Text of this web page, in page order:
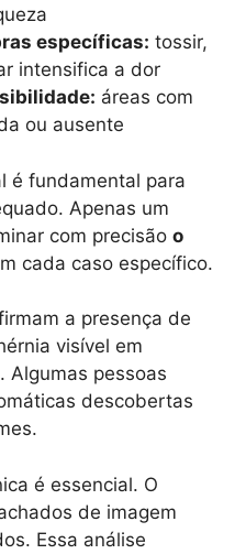
específicas: tossir,
intensifica a dor
áreas com
ou ausente
é fundamental para
Apenas um
com precisão o
cada caso específico.
a presença de
visível em
Algumas pessoas
descobertas
é essencial. O
de imagem
Essa análise